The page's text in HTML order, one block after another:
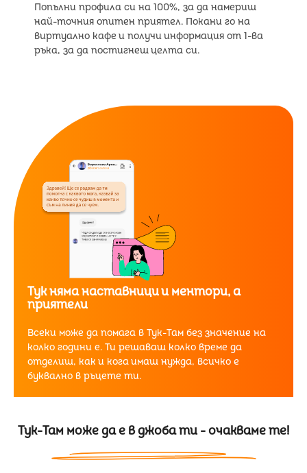
Попълни профила си на 100%, за да намериш
най-точния опитен приятел. Покани го на
виртуално кафе и получи информация от 1-ва
ръка, за да постигнеш целта си.
Тук няма наставници и ментори, а
приятели
Всеки може да помага в Тук-Там без значение на
колко години е. Ти решаваш колко време да
отделиш, как и кога имаш нужда, всичко е
буквално в ръцете ти.
Тук-Там може да е в джоба ти - очакваме те!